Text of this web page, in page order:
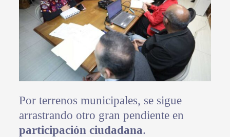
Por terrenos municipales, se sigue
arrastrando otro gran pendiente en
participación ciudadana.